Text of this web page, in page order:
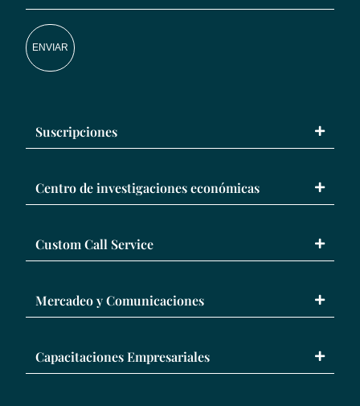
ENVIAR
Suscripciones
Centro de investigaciones económicas
Custom Call Service
Mercadeo y Comunicaciones
Capacitaciones Empresariales